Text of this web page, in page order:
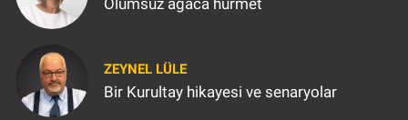
Ölümsüz ağaca hürmet
ZEYNEL LÜLE
Bir Kurultay hikayesi ve senaryolar